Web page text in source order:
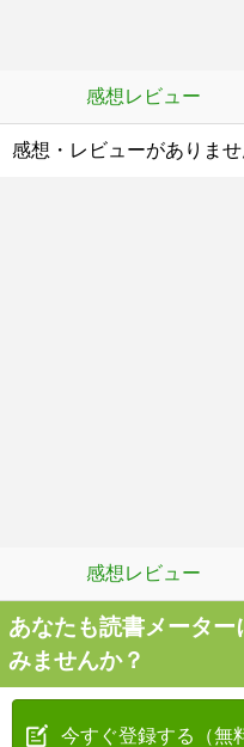
感想レビュー
感想・レビューがありませ
感想レビュー
あなたも読書メータ
みませんか？
今すぐ登録する（無